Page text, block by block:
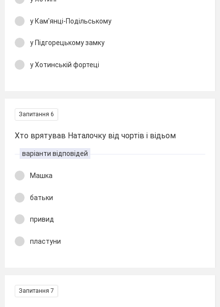
у Кам'янці-Подільському
у Підгорецькому замку
у Хотинській фортеці
Запитання 6
Хто врятував Наталочку від чортів і відьом
варіанти відповідей
Машка
батьки
привид
пластуни
Запитання 7